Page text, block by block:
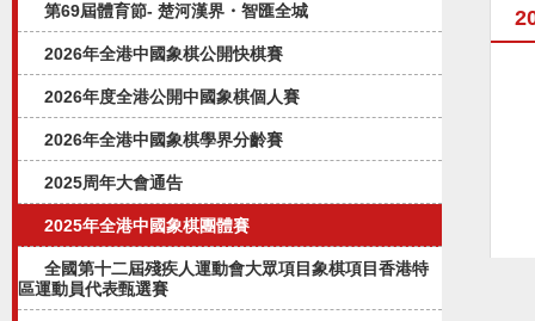
第69屆體育節- 楚河漢界・智匯全城
2026年全港中國象棋公開快棋賽
2026年度全港公開中國象棋個人賽
2026年全港中國象棋學界分齡賽
2025周年大會通告
2025年全港中國象棋團體賽
全國第十二屆殘疾人運動會大眾項目象棋項目香港特
區運動員代表甄選賽